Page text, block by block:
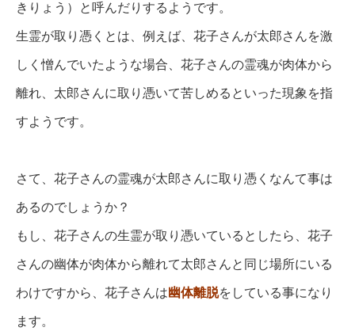
きりょう）と呼んだりするようです。
生霊が取り憑くとは、例えば、花子さんが太郎さんを激
しく憎んでいたような場合、花子さんの霊魂が肉体から
離れ、太郎さんに取り憑いて苦しめるといった現象を指
すようです。
さて、花子さんの霊魂が太郎さんに取り憑くなんて事は
あるのでしょうか？
もし、花子さんの生霊が取り憑いているとしたら、花子
さんの幽体が肉体から離れて太郎さんと同じ場所にいる
わけですから、 花子さんは幽体離脱をしている事になり
ます。